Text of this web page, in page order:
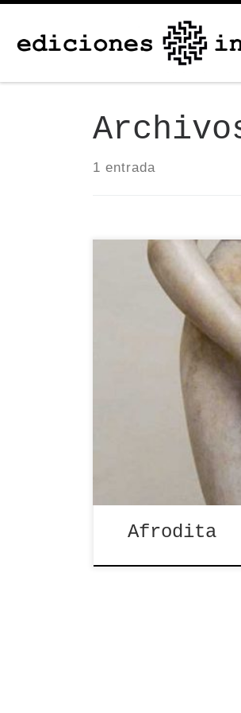
1 entrada
«Según la
Dione. Pero su
Afrodita